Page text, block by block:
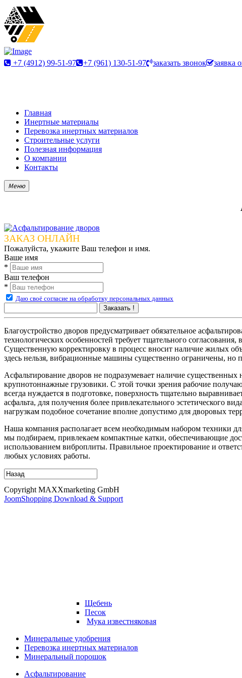
+7 (4912) 99-51-97 +7 (961) 130-51-97 заказать звонок заявка
Главная
Инертные материалы
Перевозка инертных материалов
Строительные услуги
Полезная информация
О компании
Контакты
Меню
ЗАКАЗ ОНЛАЙН
Пожалуйста, укажите Ваш телефон и имя.
Ваше имя
*
Ваш телефон
*
Даю своё согласие на обработку персональных данных
Заказать !
Благоустройство дворов предусматривает обязательное
технологических особенностей требует тщательного
Существенную корректировку в процесс вносит наличие жилых
здесь нельзя, вибрационные машины существенно ограничены, но
Асфальтирование дворов не подразумевает наличие существенных
крупнотоннажные грузовики. С этой точки зрения рабочие
всегда нуждается в подготовке, поверхность тщательно
асфальта, для получения более привлекательного эстетического
нагрузкам подобное сочетание вполне допустимо для дворовых
Наша компания располагает всем необходимым набором техники
мы подбираем, привлекаем компактные катки, обеспечивающие
использованием виброплиты. Правильное проектирование и
любых условиях работы.
Copyright MAXXmarketing GmbH
JoomShopping Download & Support
Щебень
Песок
Мука известняковая
Минеральные удобрения
Перевозка инертных материалов
Минеральный порошок
Асфальтирование